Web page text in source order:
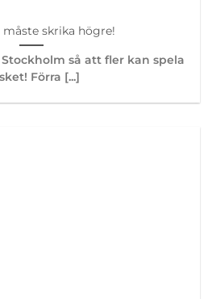
måste skrika högre!
så att fler kan spela
Förra [...]